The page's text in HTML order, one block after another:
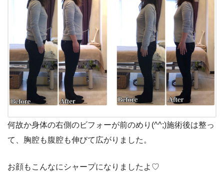
何故か身体の右側のビフォーが前のめり(^^;)施術後は整っ
て、胸腔も腹腔も伸びて広がりました。
お顔もこんなにシャープになりましたよ♡